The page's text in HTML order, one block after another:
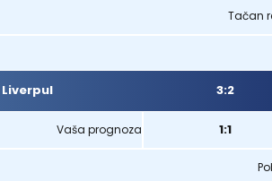
Tačan
Liverpul 3:2
Vaša prognoza 1:1